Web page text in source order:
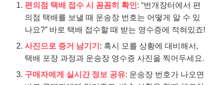
편의점 택배 접수 시 꼼꼼히 확인: “번개장터에서 편
의점 택배를 보낼 때 운송장 번호는 어떻게 알 수 있
나요?” 바로 택배 접수할 때 받는 영수증에 적혀있죠!
사진으로 증거 남기기: 혹시 모를 상황에 대비해서,
택배 포장 과정과 운송장 영수증 사진을 찍어두세요.
구매자에게 실시간 정보 공유: 운송장 번호가 나오면